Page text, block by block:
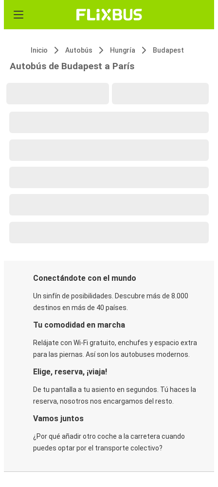
Inicio Autobús Hungría Budapest
Autobús de Budapest a París
Conectándote con el mundo
Un sinfín de posibilidades. Descubre más de 8.000
destinos en más de 40 países.
Tu comodidad en marcha
Relájate con Wi-Fi gratuito, enchufes y espacio extra
para las piernas. Así son los autobuses modernos.
Elige, reserva, ¡viaja!
De tu pantalla a tu asiento en segundos. Tú haces la
reserva, nosotros nos encargamos del resto.
Vamos juntos
¿Por qué añadir otro coche a la carretera cuando
puedes optar por el transporte colectivo?